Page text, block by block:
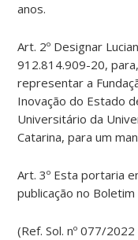
anos.
Art. 2º Designar
912.814.909-20,
representar a
Inovação do Estado
Universitário da
Catarina, para um
Art. 3º Esta portaria
publicação no Boletim
(Ref. Sol. nº 077/